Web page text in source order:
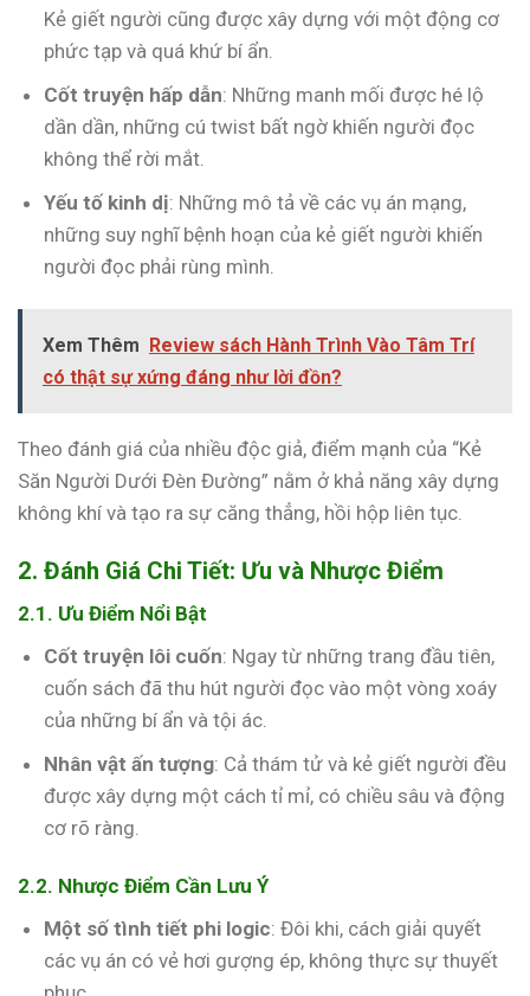
Kẻ giết người cũng được xây dựng với một động cơ
phức tạp và quá khứ bí ẩn.
Cốt truyện hấp dẫn: Những manh mối được hé lộ
dần dần, những cú twist bất ngờ khiến người đọc
không thể rời mắt.
Yếu tố kinh dị: Những mô tả về các vụ án mạng,
những suy nghĩ bệnh hoạn của kẻ giết người khiến
người đọc phải rùng mình.
Xem Thêm Review sách Hành Trình Vào Tâm Trí
có thật sự xứng đáng như lời đồn?
Theo đánh giá của nhiều độc giả, điểm mạnh của “Kẻ
Săn Người Dưới Đèn Đường” nằm ở khả năng xây dựng
không khí và tạo ra sự căng thẳng, hồi hộp liên tục.
2. Đánh Giá Chi Tiết: Ưu và Nhược Điểm
2.1. Ưu Điểm Nổi Bật
Cốt truyện lôi cuốn: Ngay từ những trang đầu tiên,
cuốn sách đã thu hút người đọc vào một vòng xoáy
của những bí ẩn và tội ác.
Nhân vật ấn tượng: Cả thám tử và kẻ giết người đều
được xây dựng một cách tỉ mỉ, có chiều sâu và động
cơ rõ ràng.
2.2. Nhược Điểm Cần Lưu Ý
Một số tình tiết phi logic: Đôi khi, cách giải quyết
các vụ án có vẻ hơi gượng ép, không thực sự thuyết